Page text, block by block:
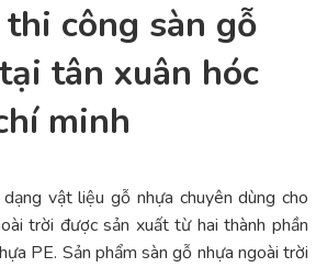
công sàn gỗ
tân xuân hóc
minh
vật liệu gỗ nhựa chuyên dùng cho
trời được sản xuất từ hai thành phần
PE. Sản phẩm sàn gỗ nhựa ngoài trời